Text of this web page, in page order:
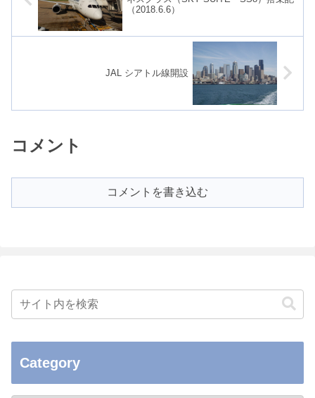
（2018.6.6）
JAL シアトル線開設
コメント
コメントを書き込む
Category